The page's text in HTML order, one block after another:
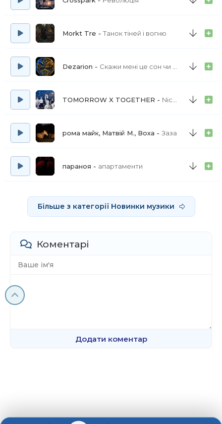
Morkt Tre Танок тіней і вогню
Dezarion Скажи мені це сон чи ні (а краса твоя) повна версія
TOMORROW X TOGETHER Nice to Meet Ya
рома майк, Матвій М., Воха Заза
параноя апартаменти
Більше з категорії Новинки музики
Коментарі
Додати коментар